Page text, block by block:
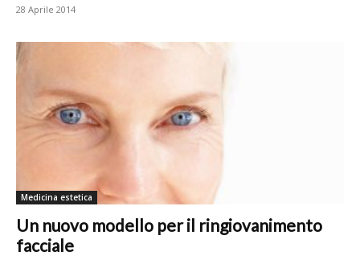
28 Aprile 2014
Medicina estetica
Un nuovo modello per il ringiovanimento
facciale